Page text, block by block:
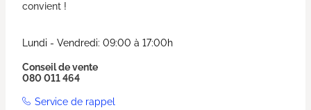
convient !
Lundi - Vendredi: 09:00 à 17:00h
Conseil de vente
080 011 464
Service de rappel